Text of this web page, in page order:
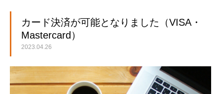
カード決済が可能となりました（VISA・
Mastercard）
2023.04.26